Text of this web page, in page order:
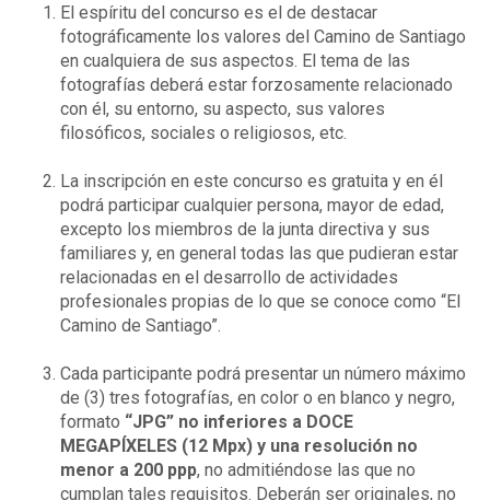
El espíritu del concurso es el de destacar
fotográficamente los valores del Camino de Santiago
en cualquiera de sus aspectos. El tema de las
fotografías deberá estar forzosamente relacionado
con él, su entorno, su aspecto, sus valores
filosóficos, sociales o religiosos, etc.
La inscripción en este concurso es gratuita y en él
podrá participar cualquier persona, mayor de edad,
excepto los miembros de la junta directiva y sus
familiares y, en general todas las que pudieran estar
relacionadas en el desarrollo de actividades
profesionales propias de lo que se conoce como “El
Camino de Santiago”.
Cada participante podrá presentar un número máximo
de (3) tres fotografías, en color o en blanco y negro,
formato “JPG” no inferiores a DOCE
MEGAPÍXELES (12 Mpx) y una resolución no
menor a 200 ppp, no admitiéndose las que no
cumplan tales requisitos. Deberán ser originales, no